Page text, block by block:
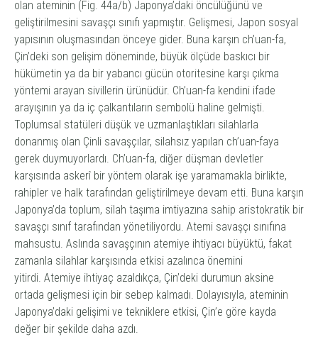
olan ateminin (Fig. 44a/b) Japonya’daki öncülüğünü ve
geliştirilmesini savaşçı sınıfı yapmıştır. Gelişmesi, Japon sosyal
yapısının oluşmasından önceye gider. Buna karşın ch’uan-fa,
Çin’deki son gelişim döneminde, büyük ölçüde baskıcı bir
hükümetin ya da bir yabancı gücün otoritesine karşı çıkma
yöntemi arayan sivillerin ürünüdür. Ch’uan-fa kendini ifade
arayışının ya da iç çalkantıların sembolü haline gelmişti.
Toplumsal statüleri düşük ve uzmanlaştıkları silahlarla
donanmış olan Çinli savaşçılar, silahsız yapılan ch’uan-faya
gerek duymuyorlardı. Ch’uan-fa, diğer düşman devletler
karşısında askerî bir yöntem olarak işe yaramamakla birlikte,
rahipler ve halk tarafından geliştirilmeye devam etti. Buna karşın
Japonya’da toplum, silah taşıma imtiyazına sahip aristokratik bir
savaşçı sınıf tarafından yönetiliyordu. Atemi savaşçı sınıfına
mahsustu. Aslında savaşçının atemiye ihtiyacı büyüktü, fakat
zamanla silahlar karşısında etkisi azalınca önemini
yitirdi. Atemiye ihtiyaç azaldıkça, Çin’deki durumun aksine
ortada gelişmesi için bir sebep kalmadı. Dolayısıyla, ateminin
Japonya’daki gelişimi ve tekniklere etkisi, Çin’e göre kayda
değer bir şekilde daha azdı.